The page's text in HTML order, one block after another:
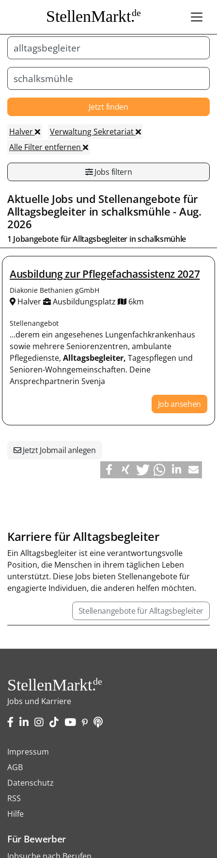
StellenMarkt.de
Jetzt finden
Halver
Verwaltung Sekretariat
Alle Filter entfernen
Jobs filtern
Aktuelle Jobs und Stellenangebote für
Alltagsbegleiter in schalksmühle- Aug.
2026
1 Jobangebote fürAlltagsbegleiter inschalksmühle
Ausbildung zur Pflegefachassistenz 2027
Diakonie Bethanien gGmbH
Halver Ausbildungsplatz 6km
Stellenangebot
...derem ein angesehenes Lungenfachkrankenhaus
sowie mehrere Seniorenzentren, ambulante
Pflegedienste, Alltagsbegleiter, Tagespflegen und
Senioren-Wohngemeinschaften. Deine
Ansprechpartnerin Svenja
Job ansehen
Jetzt Jobmail anlegen
Karriere für Alltagsbegleiter
Ein Alltagsbegleiter ist eine verantwortungsvolle
Position, die Menschen in ihrem täglichen Leben
unterstützt. Diese Jobs bieten Stellenangebote für
engagierte Individuen, die anderen helfen möchten.
Stellenangebote für Alltagsbegleiter
StellenMarkt.de
Jobs und Karriere
Impressum
AGB
Datenschutz
RSS
Hilfe
Für Bewerber